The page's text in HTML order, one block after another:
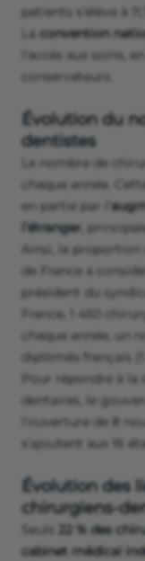
patients s’élève à
La convention
l'accès aux soins,
conservateurs.
Évolution du
dentistes
Le nombre de
chaque année.
en partie par l’
l’étranger ,
Ainsi, la proportion
de France a
président du
France, 1 450
chaque année, un
diplômés français (1
Pour répondre à
dentaires, le
l’ouverture de 8
s’ajoutent aux 16
Évolution des
chirurgiens-
Seuls 22 % des
cabinet médical